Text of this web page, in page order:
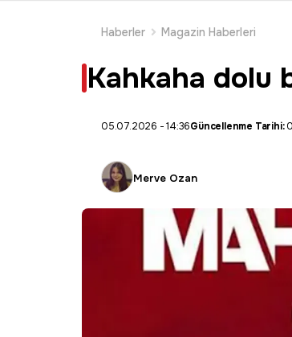
Haberler
Magazin Haberleri
Kahkaha dolu
05.07.2026 - 14:36Güncellenme Tarihi:
Merve Ozan